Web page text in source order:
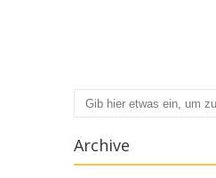
Suchen
Archive